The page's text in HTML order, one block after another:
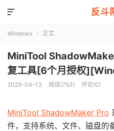
反斗

Windows  正文
MiniTool
复工具[6个月授权
2025-04-13 阅读(753) 评论(0)
MiniTool ShadowMaker Pro
件，支持系统、文件、磁盘的